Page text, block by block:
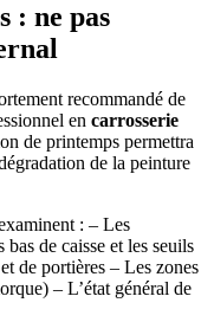
: ne pas
recommandé de
en carrosserie
de printemps permettra
de la peinture
: – Les
bas de caisse et les seuils
de portières – Les zones
– L’état général de